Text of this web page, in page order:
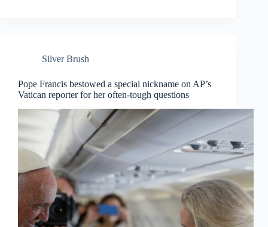
Silver Brush
Pope Francis bestowed a special nickname on AP’s
Vatican reporter for her often-tough questions